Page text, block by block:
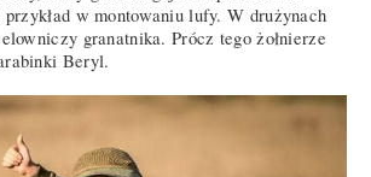
przykład w montowaniu lufy. W drużynach
granatnika. Prócz tego żołnierze
Beryl.